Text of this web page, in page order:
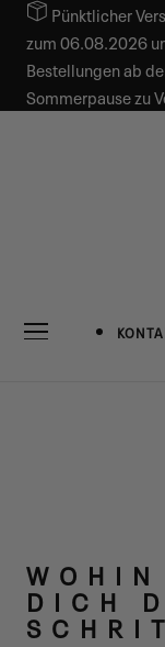
SPRINGEN
Pünktlicher
zum 06.08.2026
Bestellungen ab
Sommerpause zu
WOHIN
DICH